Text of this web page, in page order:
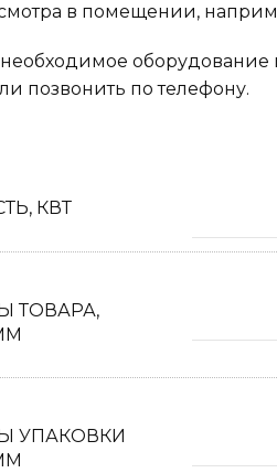
в помещении,
позвонить по телефону.
КВТ
ТОВАРА,
УПАКОВКИ